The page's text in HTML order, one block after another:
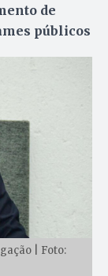
de
públicos
| Foto: